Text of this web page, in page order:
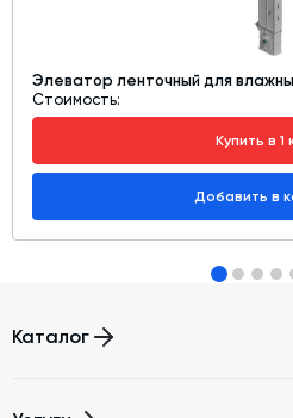
Элеватор ленточный для
Стоимость:
Купить в 1
Добавить в
Каталог